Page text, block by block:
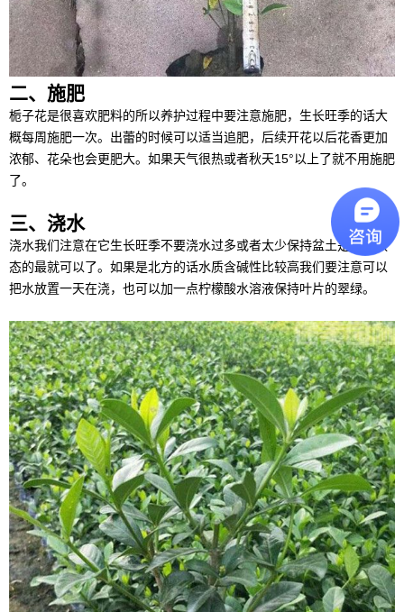
二、施肥
栀子花是很喜欢肥料的所以养护过程中要注意施肥，生长旺季的话大
概每周施肥一次。出蕾的时候可以适当追肥，后续开花以后花香更加
浓郁、花朵也会更肥大。如果天气很热或者秋天15°以上了就不用施肥
了。
三、浇水
浇水我们注意在它生长旺季不要浇水过多或者太少保持盆土是湿润状
态的最就可以了。如果是北方的话水质含碱性比较高我们要注意可以
把水放置一天在浇，也可以加一点柠檬酸水溶液保持叶片的翠绿。